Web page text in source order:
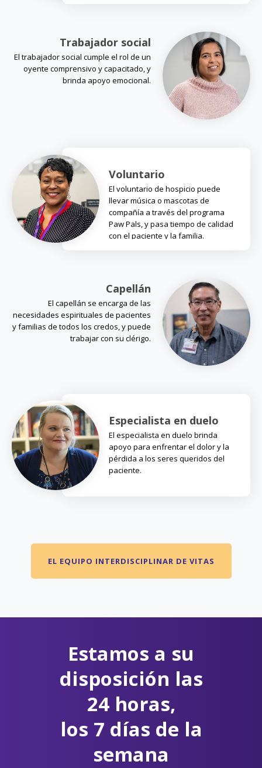
Trabajador social
El trabajador social cumple el rol de un
oyente comprensivo y capacitado, y
brinda apoyo emocional.
Voluntario
El voluntario de hospicio puede
llevar música o mascotas de
compañía a través del programa
Paw Pals, y pasa tiempo de calidad
con el paciente y la familia.
Capellán
El capellán se encarga de las
necesidades espirituales de pacientes
y familias de todos los credos, y puede
trabajar con su clérigo.
Especialista en duelo
El especialista en duelo brinda
apoyo para enfrentar el dolor y la
pérdida a los seres queridos del
paciente.
EL EQUIPO INTERDISCIPLINAR DE VITAS
Estamos a su
disposición las
24 horas,
los 7 días de la
semana